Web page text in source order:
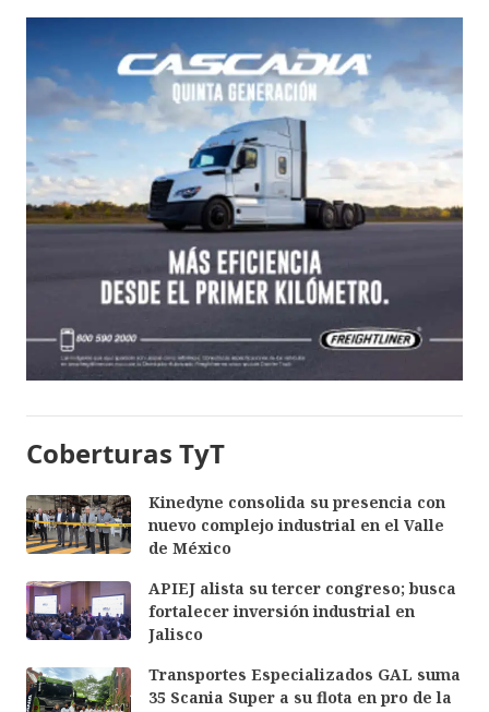
Coberturas TyT
Kinedyne consolida su presencia con
nuevo complejo industrial en el Valle
de México
APIEJ alista su tercer congreso; busca
fortalecer inversión industrial en
Jalisco
Transportes Especializados GAL suma
35 Scania Super a su flota en pro de la